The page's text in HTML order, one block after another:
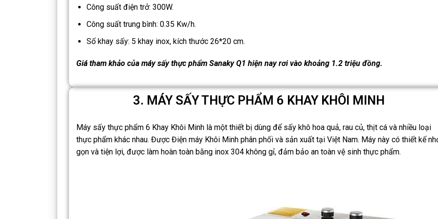
Công suất điện trở: 300W.
Công suất trung bình: 0.35 Kw/h.
Số khay sấy: 5 khay inox, kích thước 26*20 cm.
Giá tham khảo của máy sấy thực phẩm Sanaky Q1 hiện nay rơi vào khoảng 1.2 triệu đồng.
3. MÁY SẤY THỰC PHẨM 6 KHAY KHÔI MINH
Máy sấy thực phẩm 6 Khay Khôi Minh là một thiết bị dùng để sấy khô hoa quả, rau củ, thịt cá và nhiều loại
thực phẩm khác nhau. Được Điện máy Khôi Minh phân phối và sản xuất tại Việt Nam. Máy này có thiết kế
gọn và tiện lợi, được làm hoàn toàn bằng inox 304 không gỉ, đảm bảo an toàn vệ sinh thực phẩm.